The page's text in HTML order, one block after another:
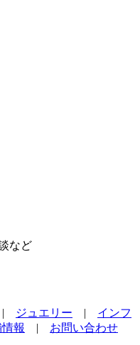
など
ジュエリー | インフ
報 | お問い合わせ